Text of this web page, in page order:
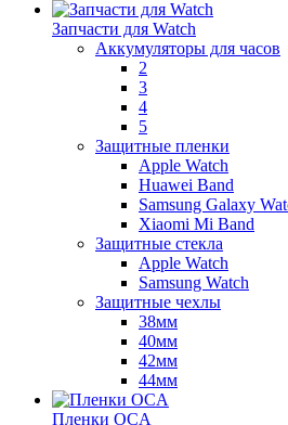
Запчасти для Watch
Аккумуляторы для часов
2
3
4
5
Защитные пленки
Apple Watch
Huawei Band
Samsung Galaxy
Xiaomi Mi Band
Защитные стекла
Apple Watch
Samsung Watch
Защитные чехлы
38мм
40мм
42мм
44мм
Пленки OCA